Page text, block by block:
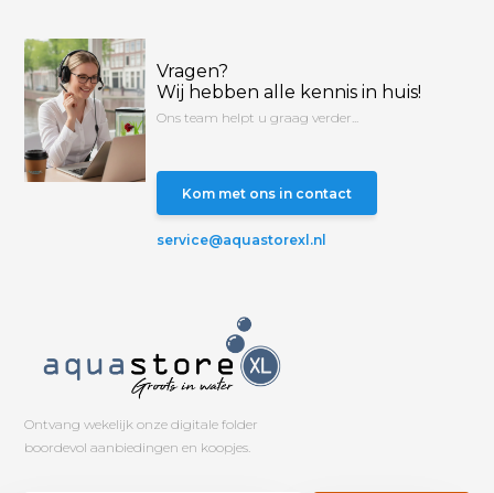
Vragen?
Wij hebben alle kennis in huis!
Ons team helpt u graag verder...
Kom met ons in contact
service@aquastorexl.nl
Ontvang wekelijk onze digitale folder
boordevol aanbiedingen en koopjes.